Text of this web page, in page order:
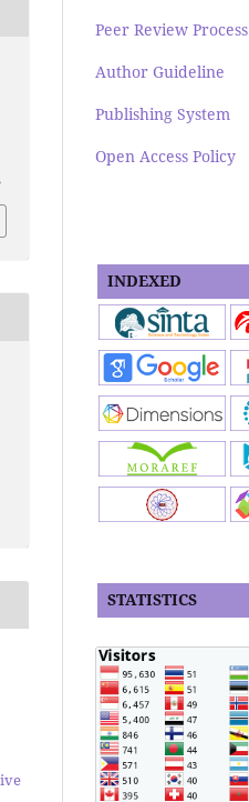
Peer Review Process
Author Guideline
Publishing System
Open Access Policy
INDEXED
STATISTICS